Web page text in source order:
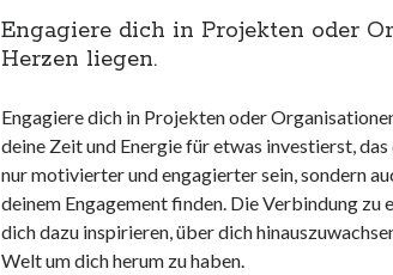
Engagiere dich in Projekten oder
Herzen liegen.
Engagiere dich in Projekten oder
deine Zeit und Energie für etwas investierst,
nur motivierter und engagierter sein, sondern
deinem Engagement finden. Die Verbindung zu
dich dazu inspirieren, über dich
Welt um dich herum zu haben.